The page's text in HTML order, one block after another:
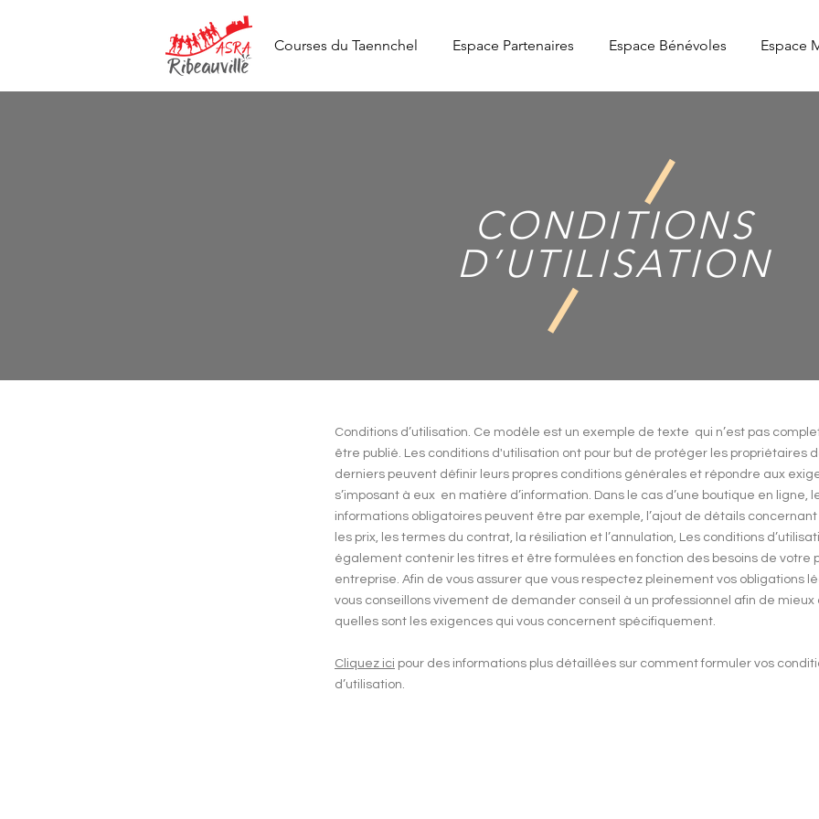
Courses du Taennchel Espace Partenaires Espace Bénévoles Espace
CONDITIONS
D’UTILISATION
Conditions d’utilisation. Ce modèle est un exemple de texte qui n’est pas
être publié. Les conditions d'utilisation ont pour but de protéger les propriétaires
derniers peuvent définir leurs propres conditions générales et répondre aux
s’imposant à eux en matière d’information. Dans le cas d’une boutique en ligne,
informations obligatoires peuvent être par exemple, l’ajout de détails
les prix, les termes du contrat, la résiliation et l’annulation, Les conditions
également contenir les titres et être formulées en fonction des besoins de votre
entreprise. Afin de vous assurer que vous respectez pleinement vos obligations
vous conseillons vivement de demander conseil à un professionnel afin de
quelles sont les exigences qui vous concernent spécifiquement.
Cliquez ici pour des informations plus détaillées sur comment formuler vos
d’utilisation.